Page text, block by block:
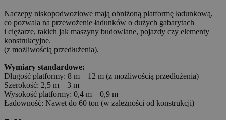
Naczepy niskopodwoziowe mają obniżoną platformę ładunkową,
co pozwala na przewożenie ładunków o dużych gabarytach
i ciężarze, takich jak maszyny budowlane, pojazdy czy elementy
konstrukcyjne.
(z możliwością przedłużenia).
Wymiary standardowe:
Długość platformy: 8 m – 12 m (z możliwością przedłużenia)
Szerokość: 2,5 m – 3 m
Wysokość platformy: 0,4 m – 0,9 m
Ładowność: Nawet do 60 ton (w zależności od konstrukcji)